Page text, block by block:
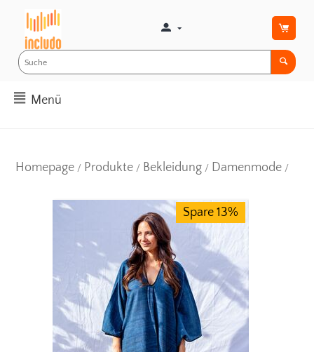
Menü
Homepage / Produkte / Bekleidung / Damenmode /
Spare 13%